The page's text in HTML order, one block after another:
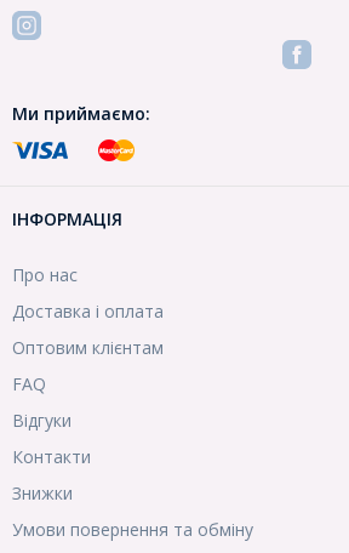
Ми приймаємо:
ІНФОРМАЦІЯ
Про нас
Доставка і оплата
Оптовим клієнтам
FAQ
Відгуки
Контакти
Знижки
Умови повернення та обміну